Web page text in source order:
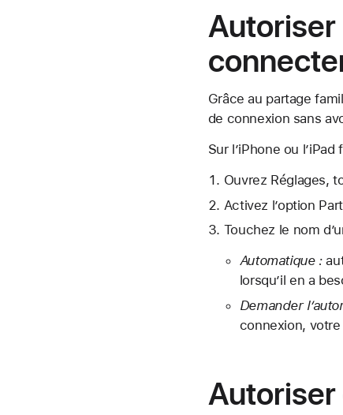
Autoriser
Grâce au partage
de connexion sans
Sur l’iPhone ou
Ouvrez Réglages,
Activez l’option
Touchez le nom
Automatique :
lorsqu’il en a
Demander
connexion,
Autoriser